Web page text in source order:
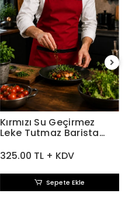
Kırmızı Su Geçirmez
Leke Tutmaz Barista
325.00 TL + KDV
Sepete Ekle